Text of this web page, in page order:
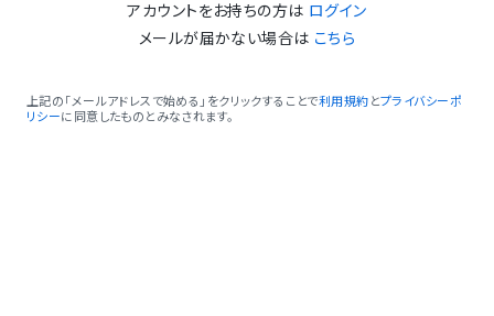
アカウントをお持ちの方は ログイン
メールが届かない場合は こちら
上記の「メールアドレスで始める」をクリックすることで利用規約 とプライバシーポ
リシーに同意したものとみなされます。